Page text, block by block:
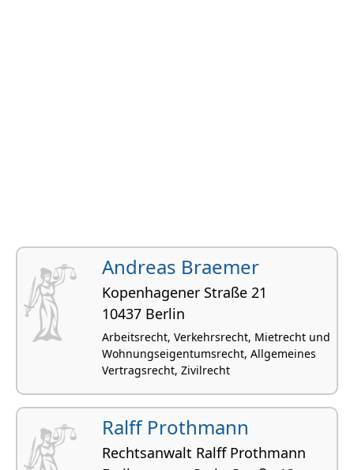
Andreas Braemer
Kopenhagener Straße 21
10437 Berlin
Arbeitsrecht, Verkehrsrecht, Mietrecht und
Wohnungseigentumsrecht, Allgemeines
Vertragsrecht, Zivilrecht
Ralff Prothmann
Rechtsanwalt Ralff Prothmann